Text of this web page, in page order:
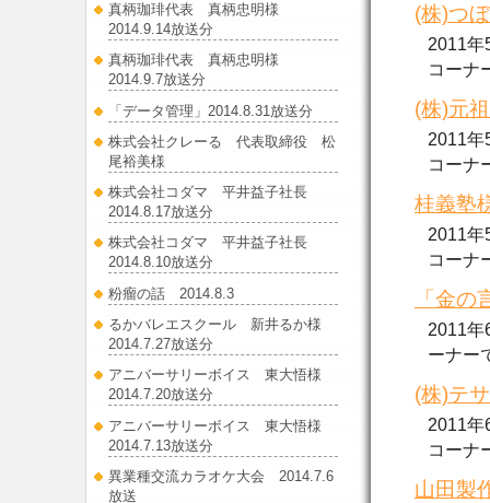
(株)つ
2011年
コーナ
(株)元
2011年
コーナ
桂義塾
2011年
コーナ
「金
2011年
ーナー
(株)テ
2011年
コーナ
山田製
真柄珈琲代表 真柄忠明様
2014.9.14放送分
真柄珈琲代表 真柄忠明様
2014.9.7放送分
「データ管理」2014.8.31放送分
株式会社クレーる 代表取締役 松
尾裕美様
株式会社コダマ 平井益子社長
2014.8.17放送分
株式会社コダマ 平井益子社長
2014.8.10放送分
粉瘤の話 2014.8.3
るかバレエスクール 新井るか様
2014.7.27放送分
アニバーサリーボイス 東大悟様
2014.7.20放送分
アニバーサリーボイス 東大悟様
2014.7.13放送分
異業種交流カラオケ大会 2014.7.6
放送